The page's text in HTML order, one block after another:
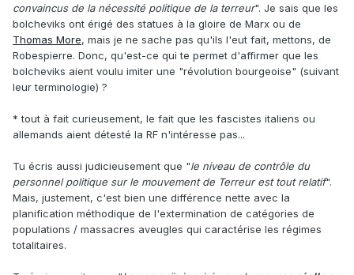
convaincus de la nécessité politique de la terreur". Je sais que les
bolcheviks ont érigé des statues à la gloire de Marx ou de
Thomas More, mais je ne sache pas qu'ils l'eut fait, mettons, de
Robespierre. Donc, qu'est-ce qui te permet d'affirmer que les
bolcheviks aient voulu imiter une "révolution bourgeoise" (suivant
leur terminologie) ?
* tout à fait curieusement, le fait que les fascistes italiens ou
allemands aient détesté la RF n'intéresse pas...
Tu écris aussi judicieusement que "le niveau de contrôle du
personnel politique sur le mouvement de Terreur est tout relatif".
Mais, justement, c'est bien une différence nette avec la
planification méthodique de l'extermination de catégories de
populations / massacres aveugles qui caractérise les régimes
totalitaires.